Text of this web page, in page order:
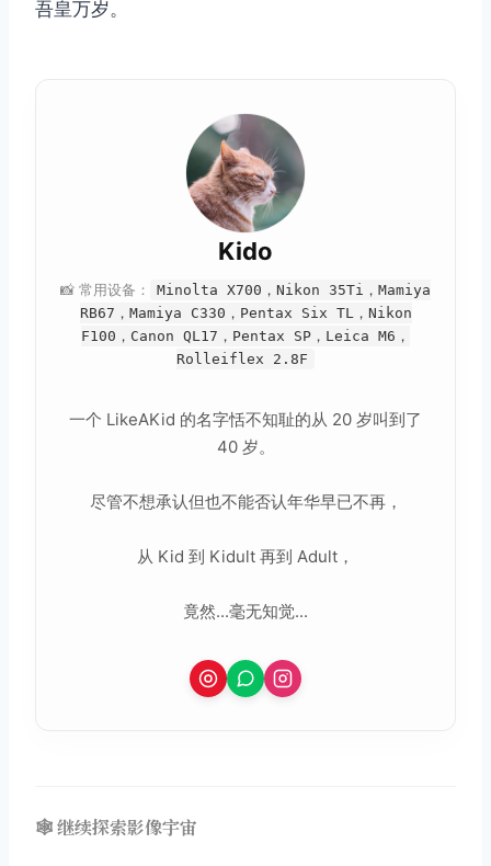
吾皇万岁。
Kido
📸 常用设备：
Minolta X700，Nikon 35Ti，Mamiya
RB67，Mamiya C330，Pentax Six TL，Nikon
F100，Canon QL17，Pentax SP，Leica M6，
Rolleiflex 2.8F
一个 LikeAKid 的名字恬不知耻的从 20 岁叫到了
40 岁。
尽管不想承认但也不能否认年华早已不再，
从 Kid 到 Kidult 再到 Adult，
竟然...毫无知觉...
🕸️ 继续探索影像宇宙